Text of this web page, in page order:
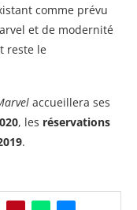
comme prévu
et de modernité
reste le
accueillera ses
, les réservations
.